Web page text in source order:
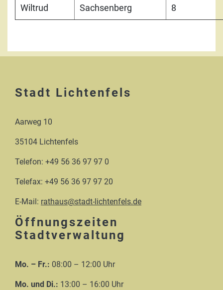
Wiltrud
Sachsenberg
8
Stadt Lichtenfels
Aarweg 10
35104 Lichtenfels
Telefon: +49 56 36 97 97 0
Telefax: +49 56 36 97 97 20
E-Mail: rathaus@stadt-lichtenfels.de
Öffnungszeiten
Stadtverwaltung
Mo. – Fr.: 08:00 – 12:00 Uhr
Mo. und Di.: 13:00 – 16:00 Uhr